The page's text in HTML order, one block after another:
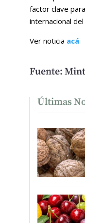
factor clave
internacional
Ver noticia acá
Fuente:
Últimas